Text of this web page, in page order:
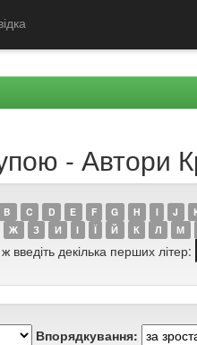
- Автори
B C D E F G H I J
Ж З И І Ї Й К Л М
введіть декілька перших літер:
Впорядкування: